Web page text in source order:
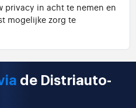
privacy in acht te nemen en
mogelijke zorg te
de Distriauto-